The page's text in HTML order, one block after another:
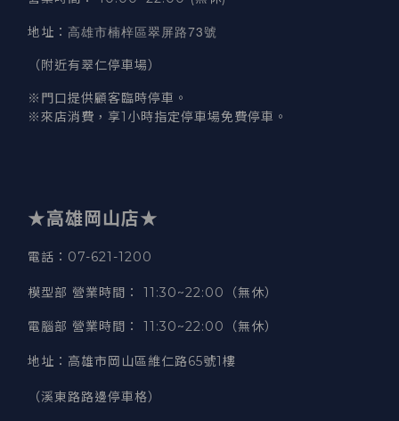
地址 ： 高雄市楠梓區翠屏路73號
（附近有翠仁停車場）
※門口提供顧客臨時停車。
※來店消費，享1小時指定停車場免費停車。
★高雄岡山店★
電話：07-621-1200
模型部 營業時間 ： 11:30~22:00（無休）
電腦部 營業時間 ： 11:30~22:00（無休）
地址 ： 高雄市岡山區維仁路65號1樓
（溪東路路邊停車格）